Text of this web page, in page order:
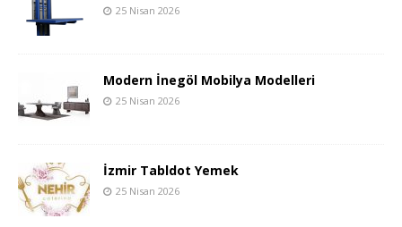
25 Nisan 2026
Modern İnegöl Mobilya Modelleri
25 Nisan 2026
İzmir Tabldot Yemek
25 Nisan 2026